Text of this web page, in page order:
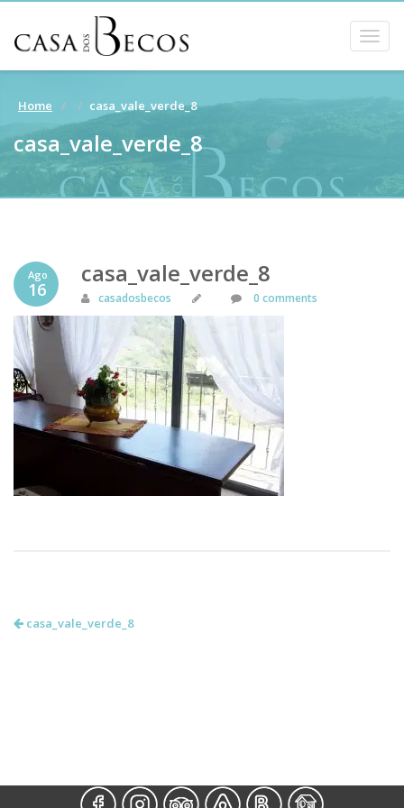
Home casa_vale_verde_8
casa_vale_verde_8
Ago
16
casa_vale_verde_8
casadosbecos 0 comments
casa_vale_verde_8